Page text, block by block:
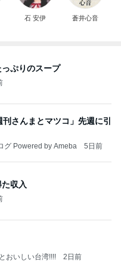
石 安伊 蒼井心音
ぷりのスープ
さんまとマツコ」先週に引
グ Powered by Ameba 5日前
収入
おいしい台湾!!!! 2日前